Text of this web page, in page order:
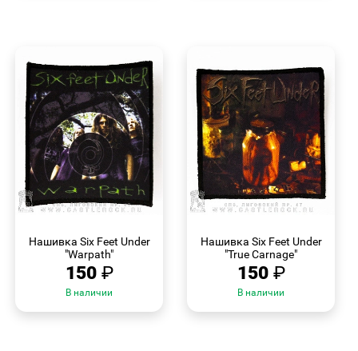
Нашивка Six Feet Under
"Warpath"
150 ₽
В наличии
Нашивка Six Feet Under
"True Carnage"
150 ₽
В наличии